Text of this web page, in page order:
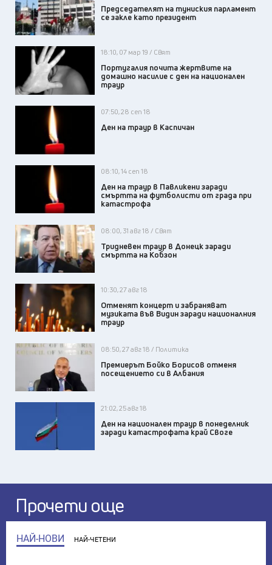
Председателят на туниския парламент
се закле като президент
18:10, 07 мар 19 / Свят
Португалия почита жертвите на
домашно насилие с ден на национален
траур
07:50, 28 сеп 18
Ден на траур в Каспичан
08:10, 14 сеп 18
Ден на траур в Павликени заради
смъртта на футболисти от града при
катастрофа
08:00, 31 авг 18 / Свят
Тридневен траур в Донецк заради
смъртта на Кобзон
10:30, 27 авг 18
Отменят концерт и забраняват
музиката във Видин заради националния
траур
08:50, 27 авг 18 / Политика
Премиерът Бойко Борисов отменя
посещението си в Албания
21:02, 25 авг 18
Ден на национален траур в понеделник
заради катастрофата край Своге
Прочети още
НАЙ-НОВИ НАЙ-ЧЕТЕНИ